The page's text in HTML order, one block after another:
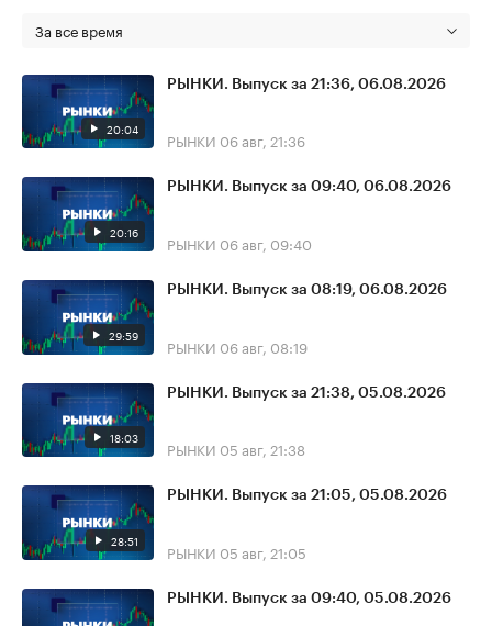
За все время
20:04
РЫНКИ. Выпуск за 21:36, 06.08.2026
РЫНКИ 06 авг, 21:36
20:16
РЫНКИ. Выпуск за 09:40, 06.08.2026
РЫНКИ 06 авг, 09:40
29:59
РЫНКИ. Выпуск за 08:19, 06.08.2026
РЫНКИ 06 авг, 08:19
18:03
РЫНКИ. Выпуск за 21:38, 05.08.2026
РЫНКИ 05 авг, 21:38
28:51
РЫНКИ. Выпуск за 21:05, 05.08.2026
РЫНКИ 05 авг, 21:05
РЫНКИ. Выпуск за 09:40, 05.08.2026